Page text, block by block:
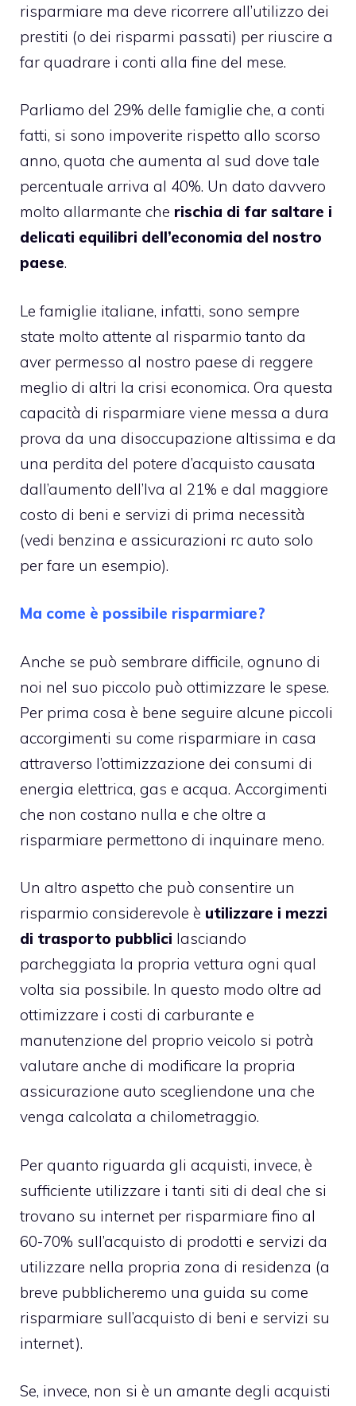
risparmiare ma deve ricorrere all’utilizzo dei
prestiti (o dei risparmi passati) per riuscire a
far quadrare i conti alla fine del mese.
Parliamo del 29% delle famiglie che, a conti
fatti, si sono impoverite rispetto allo scorso
anno, quota che aumenta al sud dove tale
percentuale arriva al 40%. Un dato davvero
molto allarmante che rischia di far saltare i
delicati equilibri dell’economia del nostro
paese.
Le famiglie italiane, infatti, sono sempre
state molto attente al risparmio tanto da
aver permesso al nostro paese di reggere
meglio di altri la crisi economica. Ora questa
capacità di risparmiare viene messa a dura
prova da una disoccupazione altissima e da
una perdita del potere d’acquisto causata
dall’aumento dell’Iva al 21% e dal maggiore
costo di beni e servizi di prima necessità
(vedi benzina e assicurazioni rc auto solo
per fare un esempio).
Ma come è possibile risparmiare?
Anche se può sembrare difficile, ognuno di
noi nel suo piccolo può ottimizzare le spese.
Per prima cosa è bene seguire alcune piccoli
accorgimenti su come risparmiare in casa
attraverso l’ottimizzazione dei consumi di
energia elettrica, gas e acqua. Accorgimenti
che non costano nulla e che oltre a
risparmiare permettono di inquinare meno.
Un altro aspetto che può consentire un
risparmio considerevole è utilizzare i mezzi
di trasporto pubblici lasciando
parcheggiata la propria vettura ogni qual
volta sia possibile. In questo modo oltre ad
ottimizzare i costi di carburante e
manutenzione del proprio veicolo si potrà
valutare anche di modificare la propria
assicurazione auto scegliendone una che
venga calcolata a chilometraggio.
Per quanto riguarda gli acquisti, invece, è
sufficiente utilizzare i tanti siti di deal che si
trovano su internet per risparmiare fino al
60-70% sull’acquisto di prodotti e servizi da
utilizzare nella propria zona di residenza (a
breve pubblicheremo una guida su come
risparmiare sull’acquisto di beni e servizi su
internet).
Se, invece, non si è un amante degli acquisti